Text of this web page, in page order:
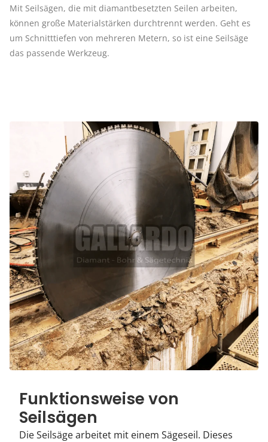
Mit Seilsägen, die mit diamantbesetzten Seilen arbeiten,
können große Materialstärken durchtrennt werden. Geht es
um Schnitttiefen von mehreren Metern, so ist eine Seilsäge
das passende Werkzeug.
Funktionsweise von
Seilsägen
Die Seilsäge arbeitet mit einem Sägeseil. Dieses